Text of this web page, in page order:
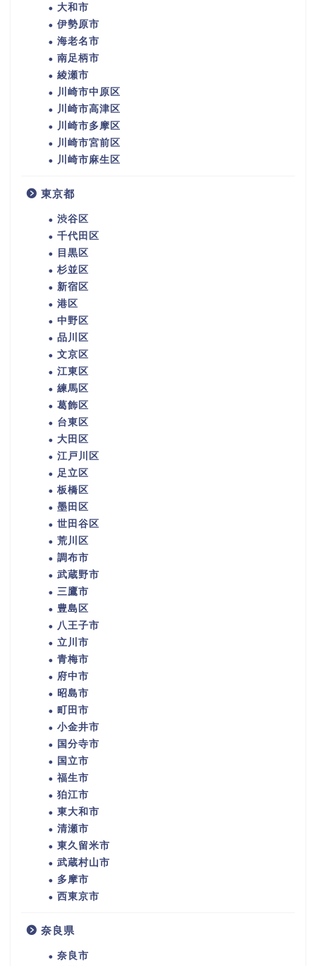
大和市
伊勢原市
海老名市
南足柄市
綾瀬市
川崎市中原区
川崎市高津区
川崎市多摩区
川崎市宮前区
川崎市麻生区
東京都
渋谷区
千代田区
目黒区
杉並区
新宿区
港区
中野区
品川区
文京区
江東区
練馬区
葛飾区
台東区
大田区
江戸川区
足立区
板橋区
墨田区
世田谷区
荒川区
調布市
武蔵野市
三鷹市
豊島区
八王子市
立川市
青梅市
府中市
昭島市
町田市
小金井市
国分寺市
国立市
福生市
狛江市
東大和市
清瀬市
東久留米市
武蔵村山市
多摩市
西東京市
奈良県
奈良市